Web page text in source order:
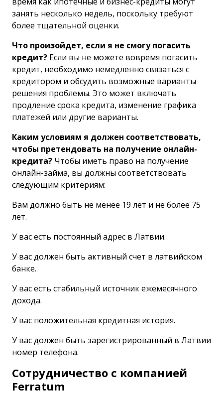
занять несколько недель, поскольку требуют
более тщательной оценки.
Что произойдет, если я не смогу погасить
кредит? Если вы не можете вовремя погасить
кредит, необходимо немедленно связаться с
кредитором и обсудить возможные варианты
решения проблемы. Это может включать
продление срока кредита, изменение графика
платежей или другие варианты.
Каким условиям я должен соответствовать,
чтобы претендовать на получение онлайн-
кредита? Чтобы иметь право на получение
онлайн-займа, вы должны соответствовать
следующим критериям:
Вам должно быть не менее 19 лет и не более 75
лет.
У вас есть постоянный адрес в Латвии.
У вас должен быть активный счет в латвийском
банке.
У вас есть стабильный источник ежемесячного
дохода.
У вас положительная кредитная история.
У вас должен быть зарегистрированный в Латвии
номер телефона.
Сотрудничество с компанией
Ferratum